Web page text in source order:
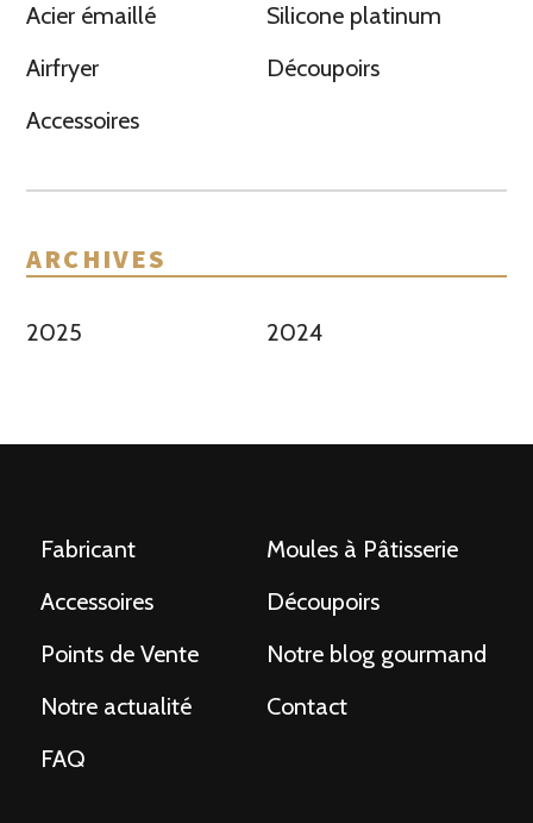
Acier émaillé
Silicone platinum
Airfryer
Découpoirs
Accessoires
ARCHIVES
2025 2024
Fabricant
Moules à Pâtisserie
Accessoires
Découpoirs
Points de Vente
Notre blog gourmand
Notre actualité
Contact
FAQ